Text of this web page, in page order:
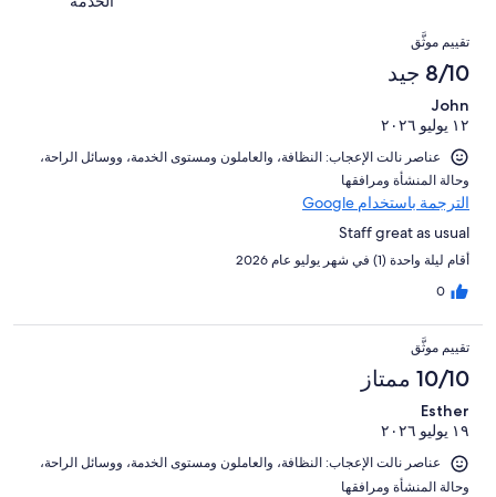
تقييمات
النزلاء
من
تقييمات
النزلاء
من
أصل
999
من
تقييمات
النزلاء
التقييمات
تقييم موثَّق
8/10 جيد
John
١٢ يوليو ٢٠٢٦
عناصر نالت الإعجاب: ⁦النظافة⁩، و⁦العاملون ومستوى الخدمة⁩، و⁦وسائل الراحة⁩،
و⁦حالة المنشأة ومرافقها⁩
الترجمة باستخدام Google
Staff great as usual
أقام ليلة واحدة (1) في شهر يوليو عام 2026
0
تقييم موثَّق
10/10 ممتاز
Esther
١٩ يوليو ٢٠٢٦
عناصر نالت الإعجاب: ⁦النظافة⁩، و⁦العاملون ومستوى الخدمة⁩، و⁦وسائل الراحة⁩،
و⁦حالة المنشأة ومرافقها⁩